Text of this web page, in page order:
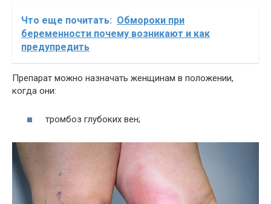
Что еще почитать: Обмороки при
беременности почему возникают и как
предупредить
Препарат можно назначать женщинам в положении,
когда они:
тромбоз глубоких вен;